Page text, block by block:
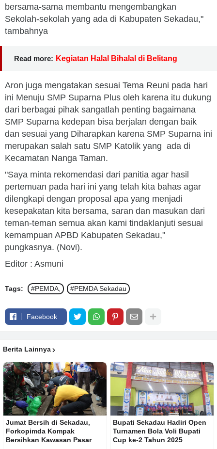
bersama-sama membantu mengembangkan
Sekolah-sekolah yang ada di Kabupaten Sekadau,"
tambahnya
Read more: Kegiatan Halal Bihalal di Belitang
Aron juga mengatakan sesuai Tema Reuni pada hari
ini Menuju SMP Suparna Plus oleh karena itu dukung
dari berbagai pihak sangatlah penting bagaimana
SMP Suparna kedepan bisa berjalan dengan baik
dan sesuai yang Diharapkan karena SMP Suparna ini
merupakan salah satu SMP Katolik yang ada di
Kecamatan Nanga Taman.
"Saya minta rekomendasi dari panitia agar hasil
pertemuan pada hari ini yang telah kita bahas agar
dilengkapi dengan proposal apa yang menjadi
kesepakatan kita bersama, saran dan masukan dari
teman-teman semua akan kami tindaklanjuti sesuai
kemampuan APBD Kabupaten Sekadau,"
pungkasnya. (Novi).
Editor : Asmuni
Tags: #PEMDA #PEMDA Sekadau
Facebook
Berita Lainnya
Jumat Bersih di Sekadau,
Forkopimda Kompak
Bersihkan Kawasan Pasar
Bupati Sekadau Hadiri Open
Turnamen Bola Voli Bupati
Cup ke-2 Tahun 2025